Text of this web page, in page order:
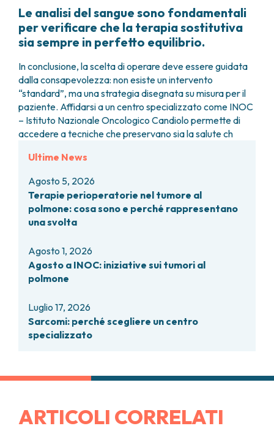
Le analisi del sangue sono fondamentali
per verificare che la terapia sostitutiva
sia sempre in perfetto equilibrio.
In conclusione, la scelta di operare deve essere guidata
dalla consapevolezza: non esiste un intervento
“standard”, ma una strategia disegnata su misura per il
paziente. Affidarsi a un centro specializzato come INOC
– Istituto Nazionale Oncologico Candiolo permette di
accedere a tecniche che preservano sia la salute ch
Ultime News
Agosto 5, 2026
Terapie perioperatorie nel tumore al
polmone: cosa sono e perché rappresentano
una svolta
Agosto 1, 2026
Agosto a INOC: iniziative sui tumori al
polmone
Luglio 17, 2026
Sarcomi: perché scegliere un centro
specializzato
ARTICOLI CORRELATI